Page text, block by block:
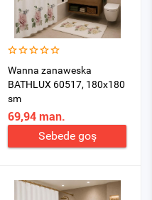
Wanna zanaweska
BATHLUX 60517, 180x180
sm
69,94 man.
Sebede goş